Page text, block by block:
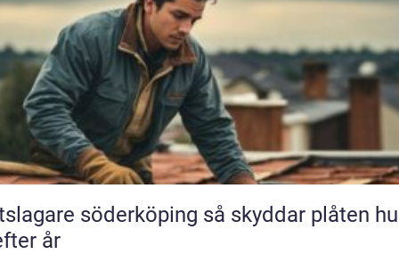
söderköping så skyddar plåten huset
år